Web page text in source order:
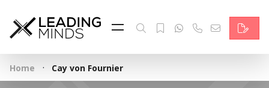
Feed & News
Reading Minds
Themen
Home · Cay von Fournier